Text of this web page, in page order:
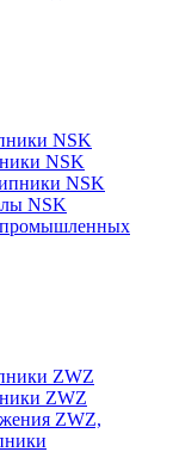
NSK
NSK
NSK
NSK
ZWZ
ZWZ
ZWZ,